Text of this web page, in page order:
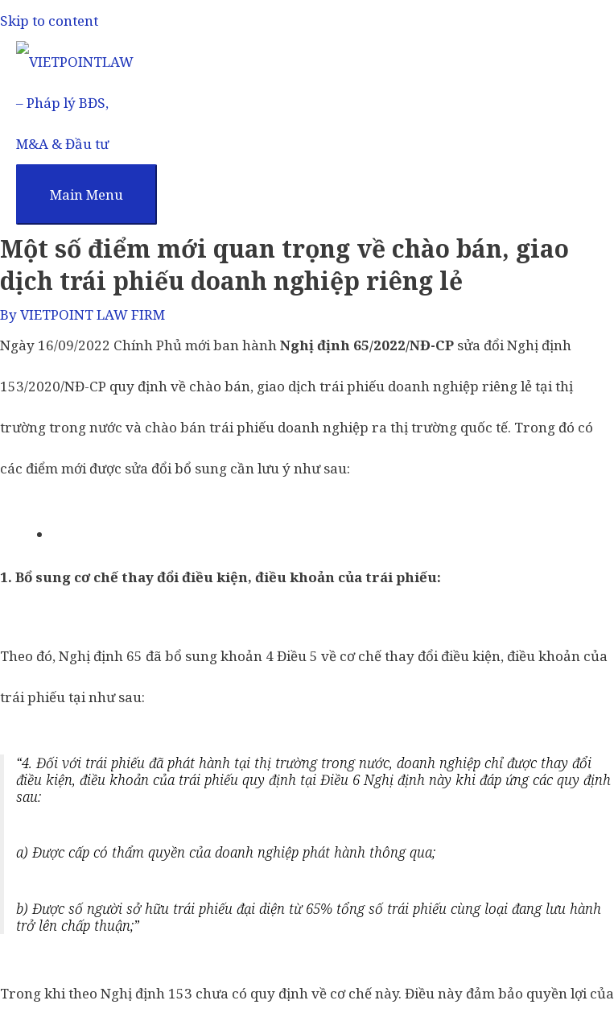
Skip to content
Main Menu
Một số điểm mới quan trọng về chào bán, giao
dịch trái phiếu doanh nghiệp riêng lẻ
ByVIETPOINT LAW FIRM
Ngày 16/09/2022 Chính Phủ mới ban hànhNghị định 65/2022/NĐ-CP sửa đổi Nghị định
153/2020/NĐ-CP quy định về chào bán, giao dịch trái phiếu doanh nghiệp riêng lẻ tại thị
trường trong nước và chào bán trái phiếu doanh nghiệp ra thị trường quốc tế. Trong đó có
các điểm mới được sửa đổi bổ sung cần lưu ý như sau:
1. Bổ sung cơ chế thay đổi điều kiện, điều khoản của trái phiếu:
Theo đó, Nghị định 65 đã bổ sung khoản 4 Điều 5 về cơ chế thay đổi điều kiện, điều khoản của
trái phiếu tại như sau:
“4. Đối với trái phiếu đã phát hành tại thị trường trong nước, doanh nghiệp chỉ được thay đổi
điều kiện, điều khoản của trái phiếu quy định tại Điều 6 Nghị định này khi đáp ứng các quy định
sau:
a) Được cấp có thẩm quyền của doanh nghiệp phát hành thông qua;
b) Được số người sở hữu trái phiếu đại diện từ 65% tổng số trái phiếu cùng loại đang lưu hành
trở lên chấp thuận;”
Trong khi theo Nghị định 153 chưa có quy định về cơ chế này. Điều này đảm bảo quyền lợi của